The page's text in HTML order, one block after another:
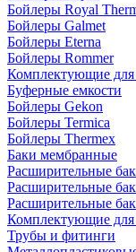
Бойлеры Royal
Бойлеры Galmet
Бойлеры Eterna
Бойлеры Rommer
Комплектующие для
Буферные емкости
Бойлеры Gekon
Бойлеры Termica
Бойлеры Thermex
Баки мембранные
Расширительные
Расширительные
Расширительные
Комплектующие для
Трубы и фитинги